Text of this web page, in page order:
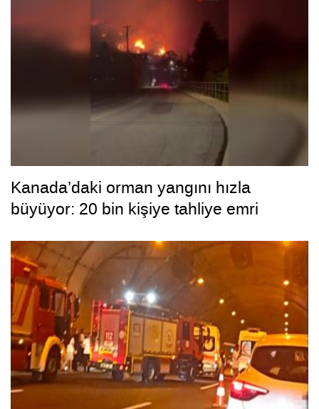
Kanada’daki orman yangını hızla
büyüyor: 20 bin kişiye tahliye emri